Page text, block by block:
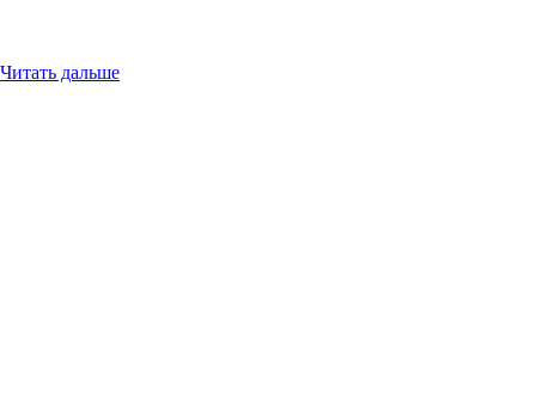
Читать дальше